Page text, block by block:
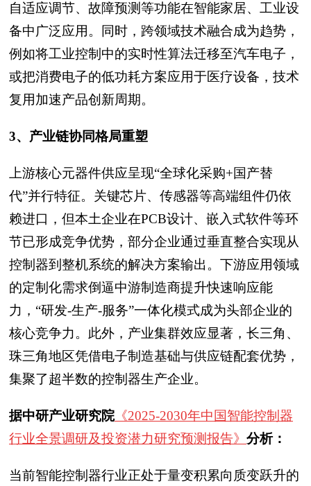
自适应调节、故障预测等功能在智能家居、工业设
备中广泛应用。同时，跨领域技术融合成为趋势，
例如将工业控制中的实时性算法迁移至汽车电子，
或把消费电子的低功耗方案应用于医疗设备，技术
复用加速产品创新周期。
3、产业链协同格局重塑
上游核心元器件供应呈现“全球化采购+国产替
代”并行特征。关键芯片、传感器等高端组件仍依
赖进口，但本土企业在PCB设计、嵌入式软件等环
节已形成竞争优势，部分企业通过垂直整合实现从
控制器到整机系统的解决方案输出。下游应用领域
的定制化需求倒逼中游制造商提升快速响应能
力，“研发-生产-服务”一体化模式成为头部企业的
核心竞争力。此外，产业集群效应显著，长三角、
珠三角地区凭借电子制造基础与供应链配套优势，
集聚了超半数的控制器生产企业。
据中研产业研究院《2025-2030年中国智能控制器
行业全景调研及投资潜力研究预测报告》 分析：
当前智能控制器行业正处于量变积累向质变跃升的